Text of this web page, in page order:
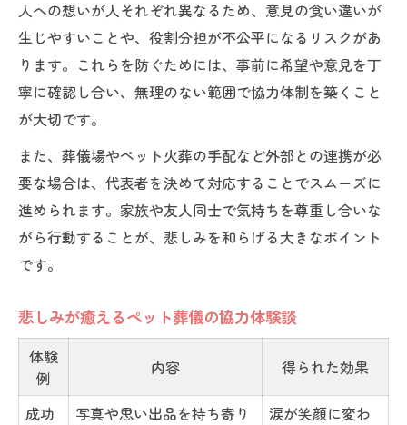
人への想いが人それぞれ異なるため、意見の食い違いが
生じやすいことや、役割分担が不公平になるリスクがあ
ります。これらを防ぐためには、事前に希望や意見を丁
寧に確認し合い、無理のない範囲で協力体制を築くこと
が大切です。
また、葬儀場やペット火葬の手配など外部との連携が必
要な場合は、代表者を決めて対応することでスムーズに
進められます。家族や友人同士で気持ちを尊重し合いな
がら行動することが、悲しみを和らげる大きなポイント
です。
悲しみが癒えるペット葬儀の協力体験談
体験
例
内容 得られた効果
成功
写真や思い出品を持ち寄り
涙が笑顔に変わ